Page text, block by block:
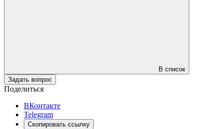
В список
Задать вопрос
Поделиться
ВКонтакте
Telegram
Скопировать ссылку